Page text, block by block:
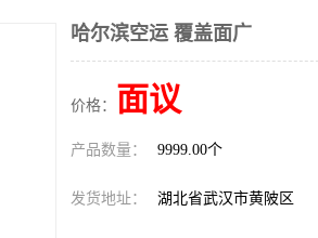
哈尔滨空运 覆盖面广
价格： 面议
产品数量： 9999.00个
发货地址： 湖北省武汉市黄陂区